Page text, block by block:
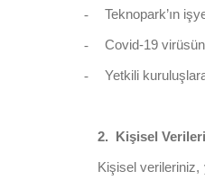
- Teknopark’ın
- Covid-19
- Yetkili
2. Kişisel
Kişisel verileriniz,